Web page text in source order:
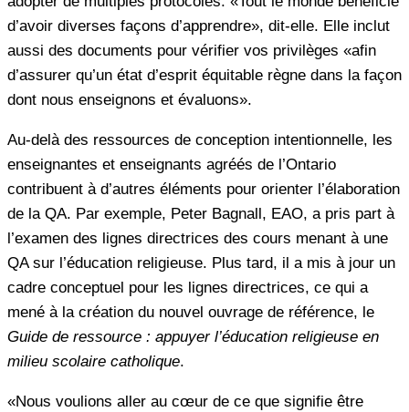
d’avoir diverses façons d’apprendre», dit-elle. Elle inclut
aussi des documents pour vérifier vos privilèges «afin
d’assurer qu’un état d’esprit équitable règne dans la façon
dont nous enseignons et évaluons».
Au-delà des ressources de conception intentionnelle, les
enseignantes et enseignants agréés de l’Ontario
contribuent à d’autres éléments pour orienter l’élaboration
de la QA. Par exemple, Peter Bagnall, EAO, a pris part à
l’examen des lignes directrices des cours menant à une
QA sur l’éducation religieuse. Plus tard, il a mis à jour un
cadre conceptuel pour les lignes directrices, ce qui a
mené à la création du nouvel ouvrage de référence, le
Guide de ressource : appuyer l’éducation religieuse en
milieu scolaire catholique.
«Nous voulions aller au cœur de ce que signifie être